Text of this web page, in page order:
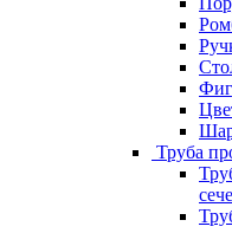
Труба